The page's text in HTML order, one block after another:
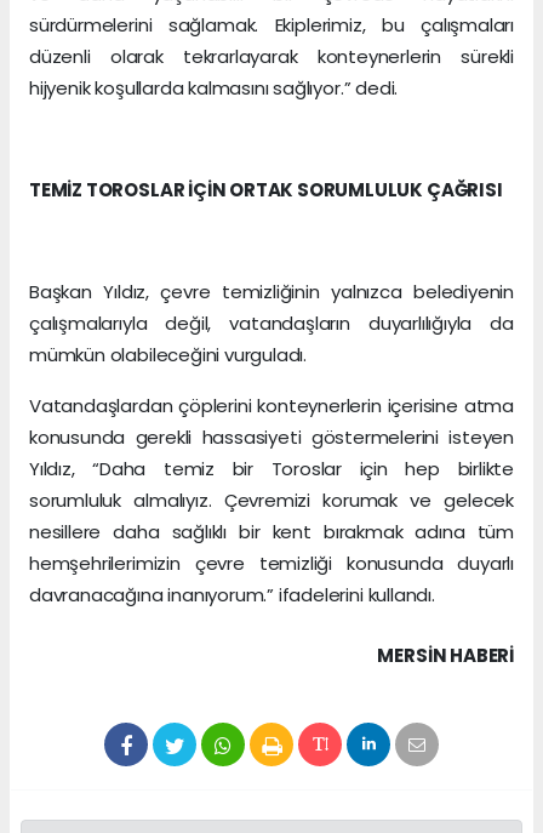
sürdürmelerini sağlamak. Ekiplerimiz, bu çalışmaları
düzenli olarak tekrarlayarak konteynerlerin sürekli
hijyenik koşullarda kalmasını sağlıyor.” dedi.
TEMİZ TOROSLAR İÇİN ORTAK SORUMLULUK ÇAĞRISI
Başkan Yıldız, çevre temizliğinin yalnızca belediyenin
çalışmalarıyla değil, vatandaşların duyarlılığıyla da
mümkün olabileceğini vurguladı.
Vatandaşlardan çöplerini konteynerlerin içerisine atma
konusunda gerekli hassasiyeti göstermelerini isteyen
Yıldız, “Daha temiz bir Toroslar için hep birlikte
sorumluluk almalıyız. Çevremizi korumak ve gelecek
nesillere daha sağlıklı bir kent bırakmak adına tüm
hemşehrilerimizin çevre temizliği konusunda duyarlı
davranacağına inanıyorum.” ifadelerini kullandı.
MERSIN HABERİ